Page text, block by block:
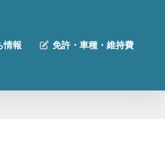
情報 免許・車種・維持費